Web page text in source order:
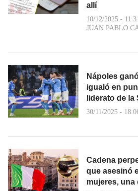
allí
10/12/2025 -
JUAN PABLO
Nápoles
igualó en
liderato de la
30/11/2025 -
Cadena
que asesinó
mujeres, una